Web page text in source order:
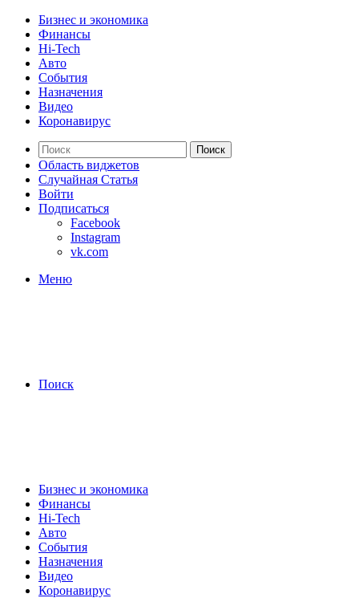
Бизнес и экономика
Финансы
Hi-Tech
Авто
События
Назначения
Видео
Коронавирус
Поиск
Область виджетов
Случайная Статья
Войти
Подписаться
Facebook
Instagram
vk.com
Меню
Поиск
Бизнес и экономика
Финансы
Hi-Tech
Авто
События
Назначения
Видео
Коронавирус